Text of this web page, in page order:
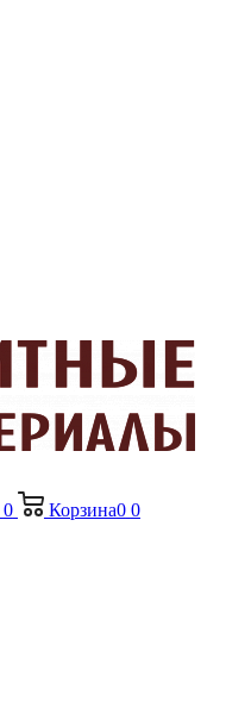
0 Корзина0 0